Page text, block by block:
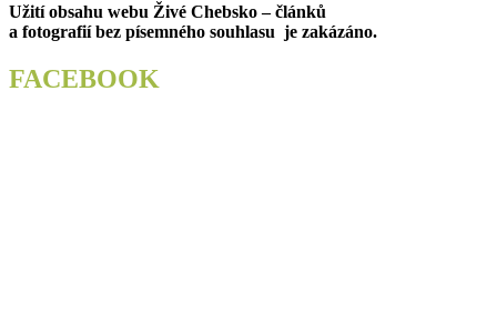
Užití obsahu webu Živé Chebsko – článků
a fotografií bez písemného souhlasu je zakázáno.
FACEBOOK